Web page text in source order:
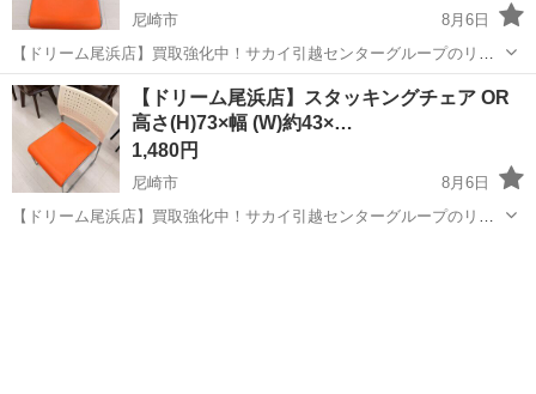
尼崎市
8月6日
【ドリーム尾浜店】買取強化中！サカイ引越センターグループのリサ
イクルショップです！ 店頭ご購入の際に「ジモティを見た」と言って
いただくとジモティ限定価格（掲載価格の7%OFF）でご購入が可能で
す。 ぜひ店頭にてスタッ...
兵庫 尼崎市 椅子 ドリーム
【ドリーム尾浜店】スタッキングチェア OR
高さ(H)73×幅 (W)約43×…
1,480円
尼崎市
8月6日
【ドリーム尾浜店】買取強化中！サカイ引越センターグループのリサ